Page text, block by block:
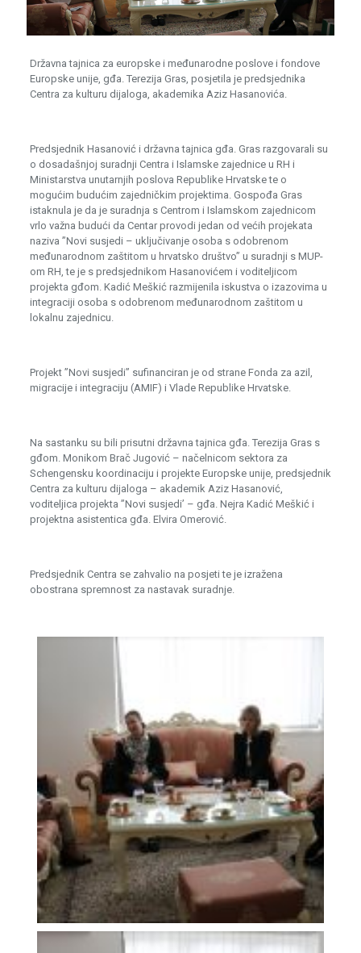
Državna tajnica za europske i međunarodne poslove i fondove
Europske unije, gđa. Terezija Gras, posjetila je predsjednika
Centra za kulturu dijaloga, akademika Aziz Hasanovića.
Predsjednik Hasanović i državna tajnica gđa. Gras razgovarali su
o dosadašnjoj suradnji Centra i Islamske zajednice u RH i
Ministarstva unutarnjih poslova Republike Hrvatske te o
mogućim budućim zajedničkim projektima. Gospođa Gras
istaknula je da je suradnja s Centrom i Islamskom zajednicom
vrlo važna budući da Centar provodi jedan od većih projekata
naziva ”Novi susjedi – uključivanje osoba s odobrenom
međunarodnom zaštitom u hrvatsko društvo” u suradnji s MUP-
om RH, te je s predsjednikom Hasanovićem i voditeljicom
projekta gđom. Kadić Meškić razmijenila iskustva o izazovima u
integraciji osoba s odobrenom međunarodnom zaštitom u
lokalnu zajednicu.
Projekt ”Novi susjedi” sufinanciran je od strane Fonda za azil,
migracije i integraciju (AMIF) i Vlade Republike Hrvatske.
Na sastanku su bili prisutni državna tajnica gđa. Terezija Gras s
gđom. Monikom Brač Jugović – načelnicom sektora za
Schengensku koordinaciju i projekte Europske unije, predsjednik
Centra za kulturu dijaloga – akademik Aziz Hasanović,
voditeljica projekta ”Novi susjedi’ – gđa. Nejra Kadić Meškić i
projektna asistentica gđa. Elvira Omerović.
Predsjednik Centra se zahvalio na posjeti te je izražena
obostrana spremnost za nastavak suradnje.